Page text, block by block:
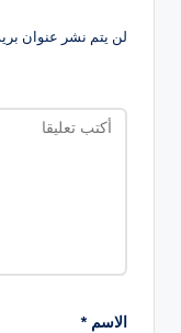
لن يتم نشر عنوان
الاسم *